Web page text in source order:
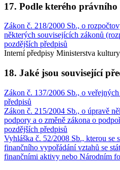
17. Podle kterého
Zákon č. 218/2000 Sb., o
některých souvisejících zákonů
pozdějších předpisů
Interní předpisy Ministerstva kultury
18. Jaké jsou související
Zákon č. 137/2006 Sb., o
předpisů
Zákon č. 215/2004 Sb., o úpravě
podpory a o změně zákona o
pozdějších předpisů
Vyhláška č. 52/2008 Sb., kterou se
finančního vypořádání vztahů se
finančními aktivy nebo Národním